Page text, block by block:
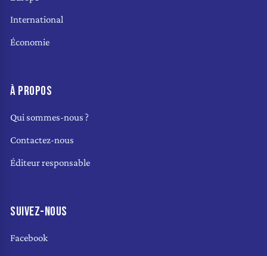
International
Économie
À PROPOS
Qui sommes-nous ?
Contactez-nous
Éditeur responsable
SUIVEZ-NOUS
Facebook